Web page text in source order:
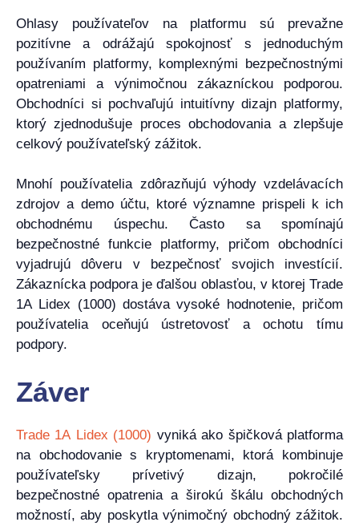
Ohlasy používateľov na platformu sú prevažne
pozitívne a odrážajú spokojnosť s jednoduchým
používaním platformy, komplexnými bezpečnostnými
opatreniami a výnimočnou zákazníckou podporou.
Obchodníci si pochvaľujú intuitívny dizajn platformy,
ktorý zjednodušuje proces obchodovania a zlepšuje
celkový používateľský zážitok.
Mnohí používatelia zdôrazňujú výhody vzdelávacích
zdrojov a demo účtu, ktoré významne prispeli k ich
obchodnému úspechu. Často sa spomínajú
bezpečnostné funkcie platformy, pričom obchodníci
vyjadrujú dôveru v bezpečnosť svojich investícií.
Zákaznícka podpora je ďalšou oblasťou, v ktorej Trade
1A Lidex (1000) dostáva vysoké hodnotenie, pričom
používatelia oceňujú ústretovosť a ochotu tímu
podpory.
Záver
Trade 1A Lidex (1000) vyniká ako špičková platforma
na obchodovanie s kryptomenami, ktorá kombinuje
používateľsky prívetivý dizajn, pokročilé
bezpečnostné opatrenia a širokú škálu obchodných
možností, aby poskytla výnimočný obchodný zážitok.